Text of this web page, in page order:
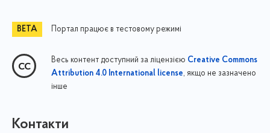
Портал працює в тестовому режимі
Весь контент доступний за ліцензією Creative Commons
Attribution 4.0 International license, якщо не зазначено
інше
Контакти